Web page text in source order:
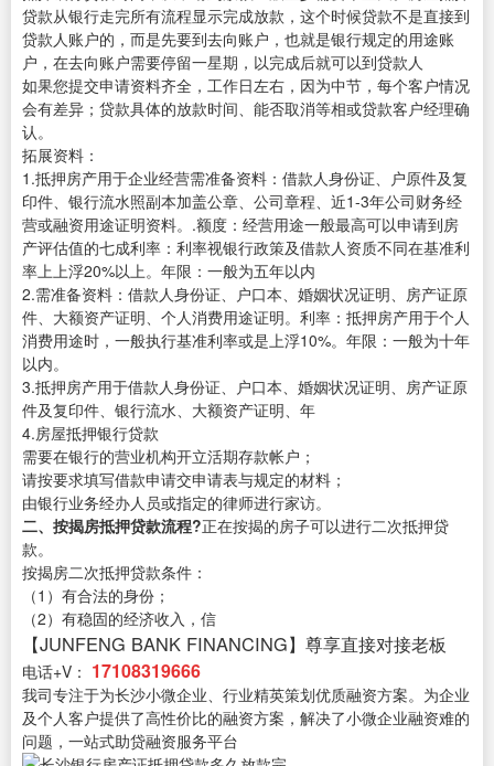
贷款从银行走完所有流程显示完成放款，这个时候贷款不是直接到
贷款人账户的，而是先要到去向账户，也就是银行规定的用途账
户，在去向账户需要停留一星期，以完成后就可以到贷款人
如果您提交申请资料齐全，工作日左右，因为中节，每个客户情况
会有差异；贷款具体的放款时间、能否取消等相或贷款客户经理确
认。
拓展资料：
1.抵押房产用于企业经营需准备资料：借款人身份证、户原件及复
印件、银行流水照副本加盖公章、公司章程、近1-3年公司财务经
营或融资用途证明资料。.额度：经营用途一般最高可以申请到房
产评估值的七成利率：利率视银行政策及借款人资质不同在基准利
率上上浮20%以上。年限：一般为五年以内
2.需准备资料：借款人身份证、户口本、婚姻状况证明、房产证原
件、大额资产证明、个人消费用途证明。利率：抵押房产用于个人
消费用途时，一般执行基准利率或是上浮10%。年限：一般为十年
以内。
3.抵押房产用于借款人身份证、户口本、婚姻状况证明、房产证原
件及复印件、银行流水、大额资产证明、年
4.房屋抵押银行贷款
需要在银行的营业机构开立活期存款帐户；
请按要求填写借款申请交申请表与规定的材料；
由银行业务经办人员或指定的律师进行家访。
二、按揭房抵押贷款流程?正在按揭的房子可以进行二次抵押贷
款。
按揭房二次抵押贷款条件：
（1）有合法的身份；
（2）有稳固的经济收入，信
【JUNFENG BANK FINANCING】尊享直接对接老板
电话+V： 17108319666
我司专注于为长沙小微企业、行业精英策划优质融资方案。为企业
及个人客户提供了高性价比的融资方案，解决了小微企业融资难的
问题，一站式助贷融资服务平台